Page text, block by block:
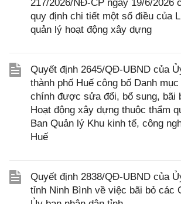
217/2026/NĐ-CP ngày 19/6/2026
quy định chi tiết một số điều của
quản lý hoạt động xây dựng
Quyết định 2645/QĐ-UBND của
thành phố Huế công bố Danh
chính được sửa đổi, bổ sung, bãi
Hoạt động xây dựng thuộc thẩm
Ban Quản lý Khu kinh tế, công
Huế
Quyết định 2838/QĐ-UBND của
tỉnh Ninh Bình về việc bãi bỏ các